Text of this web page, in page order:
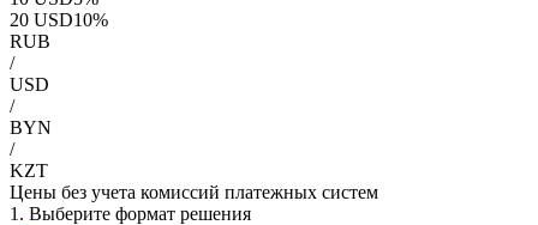
20 USD10%
RUB
/
USD
/
BYN
/
KZT
Цены без учета комиссий платежных систем
1. Выберите формат решения